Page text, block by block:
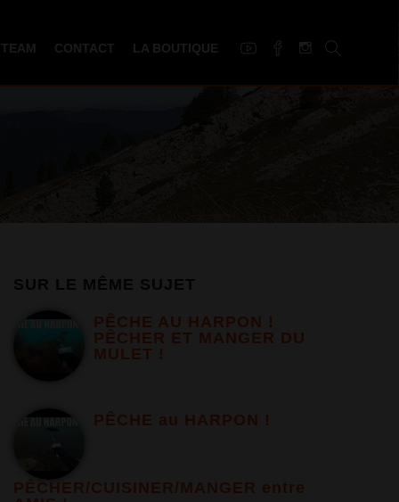
CONTACT LA BOUTIQUE
PÊCHE AU HARPON !
PÊCHER ET MANGER DU
MULET !
PÊCHE au HARPON !
PÊCHER/CUISINER/MANGER entre